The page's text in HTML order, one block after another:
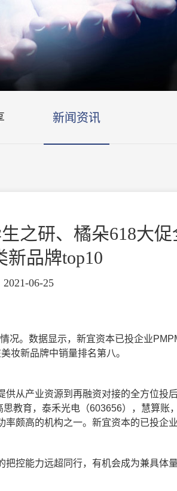
新闻资讯
之研、橘朵618大
新品牌top10
2021-06-25
况。数据显示，新宜资本已投企业
妆新品牌中销量排名第八。
从产业资源到再融资对接的全方位投
教育，泰禾光电（603656），慧算账
颇高的机构之一。新宜资本的已投企
控能力远超同行，有机会成为兼具体